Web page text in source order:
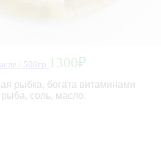
| 500гр 1300₽
рыбка, богата витаминами
соль, масло.